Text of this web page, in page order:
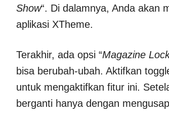
Show“. Di dalamnya, Anda akan
aplikasi XTheme.
Terakhir, ada opsi “Magazine
bisa berubah-ubah. Aktifkan
untuk mengaktifkan fitur ini.
berganti hanya dengan